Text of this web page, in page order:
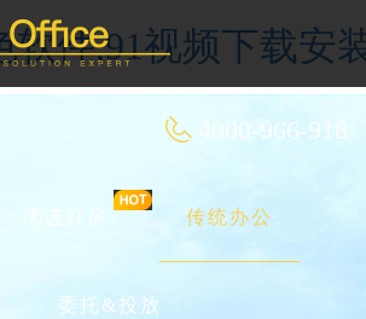
软件,91视频下载安
4000-966-918
优选好房 传统办公
委托&投放